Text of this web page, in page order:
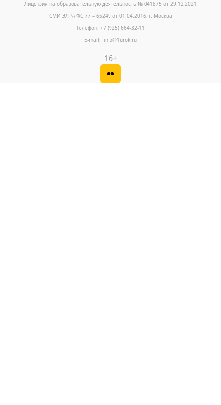
Лицензия на образовательную деятельность № 041875 от 29.12.2021
СМИ ЭЛ № ФС 77 – 65249 от 01.04.2016, г. Москва
Телефон: +7 (925) 664-32-11
E-mail: info@1urok.ru
16+